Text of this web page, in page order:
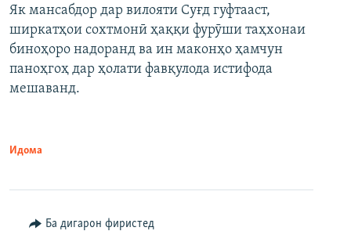
Як мансабдор дар вилояти Суғд гуфтааст,
ширкатҳои сохтмонӣ ҳаққи фурӯши таҳхонаи
биноҳоро надоранд ва ин маконҳо ҳамчун
паноҳгоҳ дар ҳолати фавқулода истифода
мешаванд.
Идома
Ба дигарон фиристед